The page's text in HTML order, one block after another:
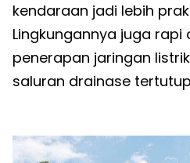
kendaraan jadi lebih
Lingkungannya juga
penerapan jaringan
saluran drainase